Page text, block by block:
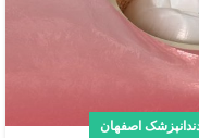
اصفهان